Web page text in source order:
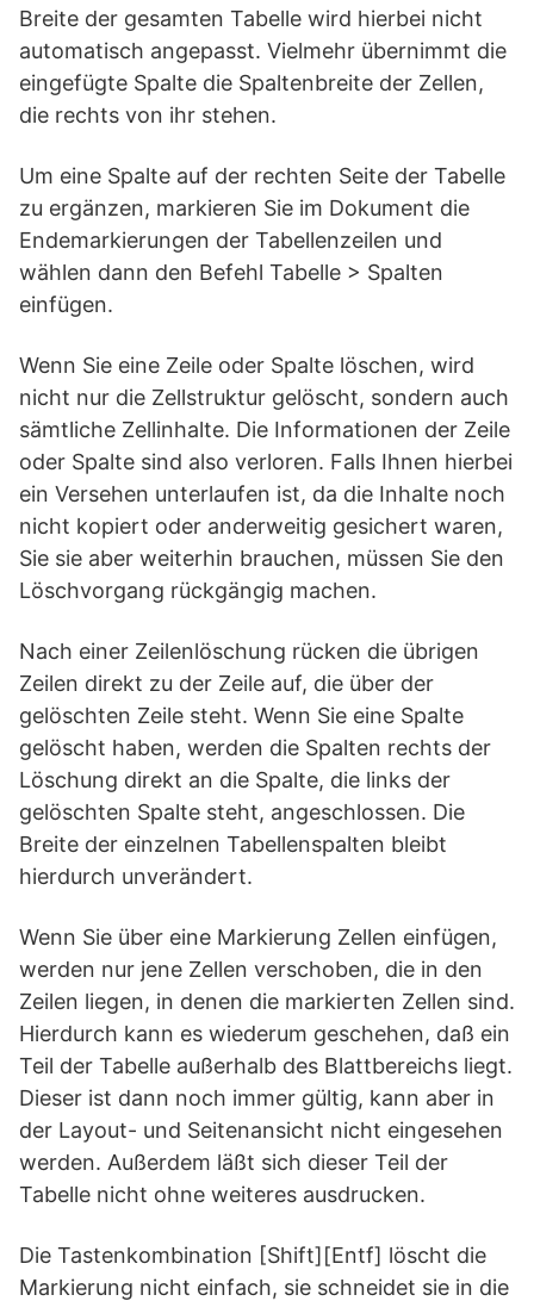
Breite der gesamten Tabelle wird hierbei nicht
automatisch angepasst. Vielmehr übernimmt die
eingefügte Spalte die Spaltenbreite der Zellen,
die rechts von ihr stehen.
Um eine Spalte auf der rechten Seite der Tabelle
zu ergänzen, markieren Sie im Dokument die
Endemarkierungen der Tabellenzeilen und
wählen dann den Befehl Tabelle > Spalten
einfügen.
Wenn Sie eine Zeile oder Spalte löschen, wird
nicht nur die Zellstruktur gelöscht, sondern auch
sämtliche Zellinhalte. Die Informationen der Zeile
oder Spalte sind also verloren. Falls Ihnen hierbei
ein Versehen unterlaufen ist, da die Inhalte noch
nicht kopiert oder anderweitig gesichert waren,
Sie sie aber weiterhin brauchen, müssen Sie den
Löschvorgang rückgängig machen.
Nach einer Zeilenlöschung rücken die übrigen
Zeilen direkt zu der Zeile auf, die über der
gelöschten Zeile steht. Wenn Sie eine Spalte
gelöscht haben, werden die Spalten rechts der
Löschung direkt an die Spalte, die links der
gelöschten Spalte steht, angeschlossen. Die
Breite der einzelnen Tabellenspalten bleibt
hierdurch unverändert.
Wenn Sie über eine Markierung Zellen einfügen,
werden nur jene Zellen verschoben, die in den
Zeilen liegen, in denen die markierten Zellen sind.
Hierdurch kann es wiederum geschehen, daß ein
Teil der Tabelle außerhalb des Blattbereichs liegt.
Dieser ist dann noch immer gültig, kann aber in
der Layout- und Seitenansicht nicht eingesehen
werden. Außerdem läßt sich dieser Teil der
Tabelle nicht ohne weiteres ausdrucken.
Die Tastenkombination [Shift][Entf] löscht die
Markierung nicht einfach, sie schneidet sie in die